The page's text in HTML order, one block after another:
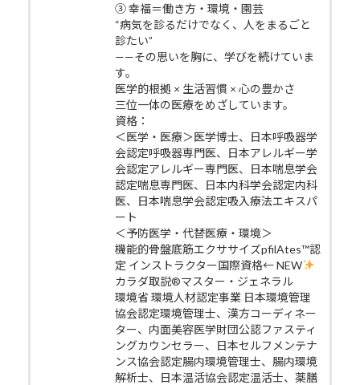
③ 幸福＝働き方・環境・園芸
“病気を診るだけでなく、人をまるごと
診たい”
——その思いを胸に、学びを続けていま
す。
医学的根拠 × 生活習慣 × 心の豊かさ
三位一体の医療をめざしています。
資格：
＜医学・医療＞医学博士、日本呼吸器学
会認定呼吸器専門医、日本アレルギー学
会認定アレルギー専門医、日本喘息学会
認定喘息専門医、日本内科学会認定内科
医、日本喘息学会認定吸入療法エキスパ
ート
＜予防医学・代替医療・環境＞
機能的骨盤底筋エクササイズpfilAtes™認
定 インストラクター国際資格← NEW
カラダ取説®マスター・ジェネラル
環境省 環境人材認定事業 日本環境管理
協会認定環境管理士、漢方コーディネー
ター、内面美容医学財団公認ファスティ
ングカウンセラー、日本セルフメンテナ
ンス協会認定腸内環境管理士、腸内環境
解析士、日本温活協会認定温活士、薬膳